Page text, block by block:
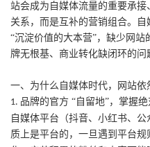
站会成为自媒体流量的重要承
关系，而是互补的营销组合。自
“沉淀价值的大本营”，缺少网
牌无根基、商业转化缺闭环的问
一、为什么自媒体时代，网站依
1. 品牌的官方 “自留地”，掌握
自媒体平台（抖音、小红书、
质上是平台的，一旦遇到平台